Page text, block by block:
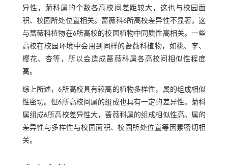
异性，菊科属的个数各高校间差距较大，这也与校园面
积、校园所处位置相关。蔷薇科6所高校差异性不显著，这
与蔷薇科植物在6所高校的校园植物中同质性高相关。一些
高校在校园环境中会用到同样的蔷薇科植物，如桃、李、
樱花、杏等，所以会造成蔷薇科属各高校间相似性程度
高。
综上所述，6所高校具有较高的植物多样性，属的组成相似
性密切。但6所高校间属的组成也具有一定的差异性。菊科
属组成6所高校差异性大，蔷薇科属的组成相似性高。属的
差异性与多样性与校园面积、校园所处位置等因素密切相
关。